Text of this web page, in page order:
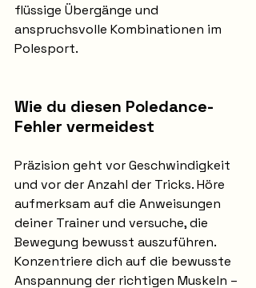
flüssige Übergänge und
anspruchsvolle Kombinationen im
Polesport.
Wie du diesen Poledance-
Fehler vermeidest
Präzision geht vor Geschwindigkeit
und vor der Anzahl der Tricks. Höre
aufmerksam auf die Anweisungen
deiner Trainer und versuche, die
Bewegung bewusst auszuführen.
Konzentriere dich auf die bewusste
Anspannung der richtigen Muskeln –